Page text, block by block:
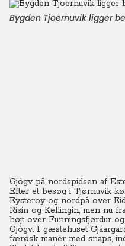
Bygden Tjoernuvik ligger
Gjógv på nordspidsen af
Efter et besøg i Tjørnuvik
Eysteroy og nordpå over
Risin og Kellingin, men nu
højt over Funningsfjørdur
Gjógv. I gæstehuset
færøsk manér med snaps,